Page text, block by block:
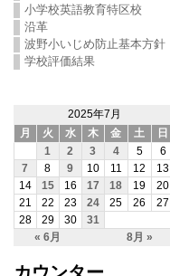
小学校英語教育特区校
沿革
波野小いじめ防止基本方針
学校評価結果
2025年7月
月
火 水 木 金 土 日
« 6月 8月 »
1 2 3 4 5
6
7
8 9 10 11 12
13
14
15 16 17 18 19
20
21
22 23 24 25 26
27
28
29 30 31